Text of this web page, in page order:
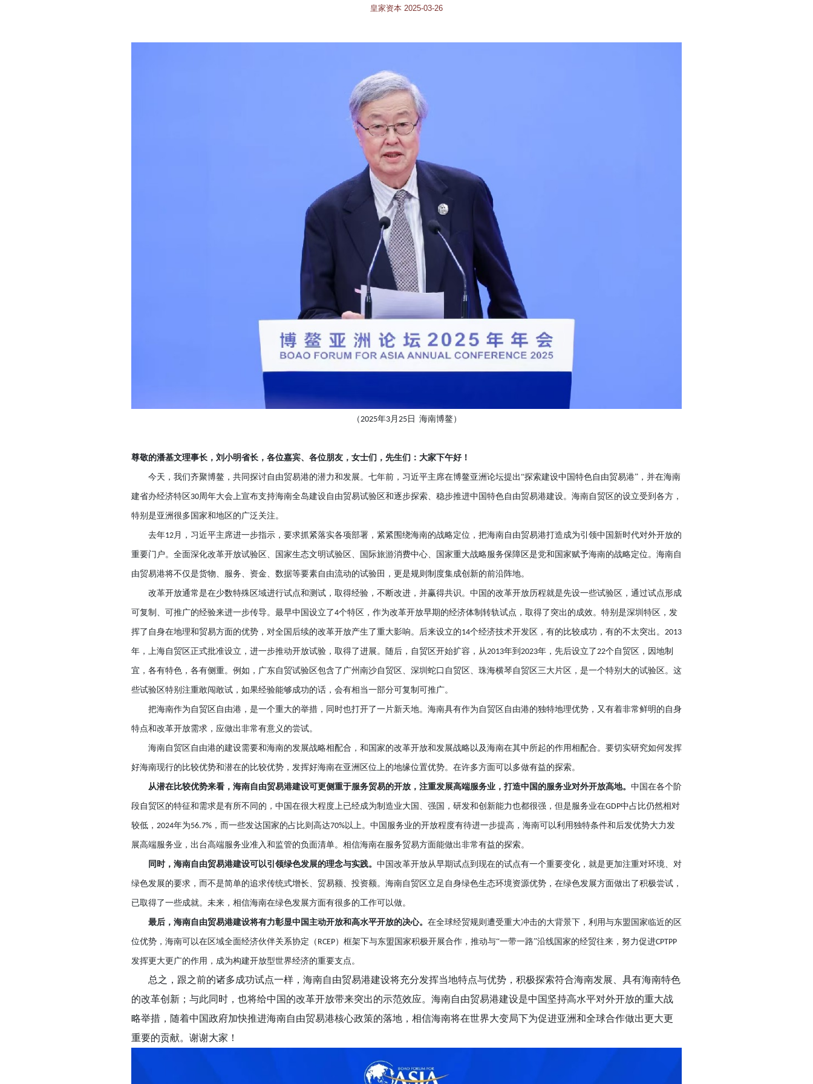
皇家资本 2025-03-26
（2025年3月 25日 海南博鳌）
尊敬的潘基文理事长，刘小明省长，各位嘉宾、各位朋友，女士们，先生们：大家下午好！
今天，我们齐聚博鳌，共同探讨自由贸易港的潜力和发展。七年前，习近平主席在博鳌亚洲论坛提出“探索建设中国特色自由贸易港”，并在海南
建省办经济特区30周年大会上宣布支持海南全岛建设自由贸易试验区和逐步探索、稳步推进中国特色自由贸易港建设。海南自贸区的设立受到各方，
特别是亚洲很多国家和地区的广泛关注。
去年12 月，习近平主席进一步指示，要求抓紧落实各项部署，紧紧围绕海南的战略定位，把海南自由贸易港打造成为引领中国新时代对外开放的
重要门户。全面深化改革开放试验区、国家生态文明试验区、国际旅游消费中心、国家重大战略服务保障区是党和国家赋予海南的战略定位。海南自
由贸易港将不仅是货物、服务、资金、数据等要素自由流动的试验田，更是规则制度集成创新的前沿阵地。
改革开放通常是在少数特殊区域进行试点和测试，取得经验，不断改进，并赢得共识。中国的改革开放历程就是先设一些试验区，通过试点形成
可复制、可推广的经验来进一步传导。最早中国设立了4个特区，作为改革开放早期的经济体制转轨试点，取得了突出的成效。特别是深圳特区，发
挥了自身在地理和贸易方面的优势，对全国后续的改革开放产生了重大影响。后来设立的14个经济技术开发区，有的比较成功，有的不太突出。 2013
年，上海自贸区正式批准设立，进一步推动开放试验，取得了进展。随后，自贸区开始扩容，从2013年到 2023年，先后设立了22个自贸区，因地制
宜，各有特色，各有侧重。例如，广东自贸试验区包含了广州南沙自贸区、深圳蛇口自贸区、珠海横琴自贸区三大片区，是一个特别大的试验区。这
些试验区特别注重敢闯敢试，如果经验能够成功的话，会有相当一部分可复制可推广。
把海南作为自贸区自由港，是一个重大的举措，同时也打开了一片新天地。海南具有作为自贸区自由港的独特地理优势，又有着非常鲜明的自身
特点和改革开放需求，应做出非常有意义的尝试。
海南自贸区自由港的建设需要和海南的发展战略相配合，和国家的改革开放和发展战略以及海南在其中所起的作用相配合。要切实研究如何发挥
好海南现行的比较优势和潜在的比较优势，发挥好海南在亚洲区位上的地缘位置优势。在许多方面可以多做有益的探索。
从潜在比较优势来看，海南自由贸易港建设可更侧重于服务贸易的开放，注重发展高端服务业，打造中国的服务业对外开放高地。 中国在各个阶
段自贸区的特征和需求是有所不同的，中国在很大程度上已经成为制造业大国、强国，研发和创新能力也都很强，但是服务业在GDP中占比仍然相对
较低， 2024年为56.7% ，而一些发达国家的占比则高达70%以上。中国服务业的开放程度有待进一步提高，海南可以利用独特条件和后发优势大力发
展高端服务业，出台高端服务业准入和监管的负面清单。相信海南在服务贸易方面能做出非常有益的探索。
同时，海南自由贸易港建设可以引领绿色发展的理念与实践。 中国改革开放从早期试点到现在的试点有一个重要变化，就是更加注重对环境、对
绿色发展的要求，而不是简单的追求传统式增长、贸易额、投资额。海南自贸区立足自身绿色生态环境资源优势，在绿色发展方面做出了积极尝试，
已取得了一些成就。未来，相信海南在绿色发展方面有很多的工作可以做。
最后，海南自由贸易港建设将有力彰显中国主动开放和高水平开放的决心。 在全球经贸规则遭受重大冲击的大背景下，利用与东盟国家临近的区
位优势，海南可以在区域全面经济伙伴关系协定（ RCEP）框架下与东盟国家积极开展合作，推动与“一带一路”沿线国家的经贸往来，努力促进CPTPP
发挥更大更广的作用，成为构建开放型世界经济的重要支点。
总之，跟之前的诸多成功试点一样，海南自由贸易港建设将充分发挥当地特点与优势，积极探索符合海南发展、具有海南特色
的改革创新；与此同时，也将给中国的改革开放带来突出的示范效应。海南自由贸易港建设是中国坚持高水平对外开放的重大战
略举措，随着中国政府加快推进海南自由贸易港核心政策的落地，相信海南将在世界大变局下为促进亚洲和全球合作做出更大更
重要的贡献。谢谢大家！